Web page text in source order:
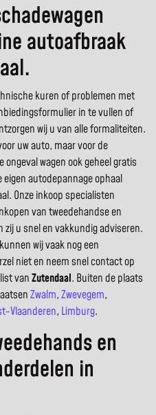
autoafbraak
kuren of problemen met
in te vullen of
wij u van alle formaliteiten.
uw auto, maar voor de
wagen ook geheel gratis
autodepannage ophaal
Onze inkoop specialisten
van tweedehandse en
u snel en vakkundig adviseren.
wij vaak nog een
niet en neem snel contact op
vanZutendaal. Buiten de plaats
Zwalm,Zwevegem,
Vlaanderen, Limburg.
en
in